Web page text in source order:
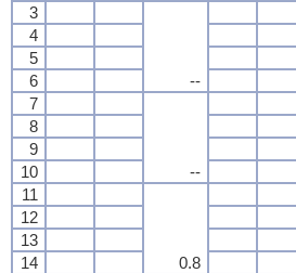
3
--
4
5
6
7
--
8
9
10
11
0.8
12
13
14